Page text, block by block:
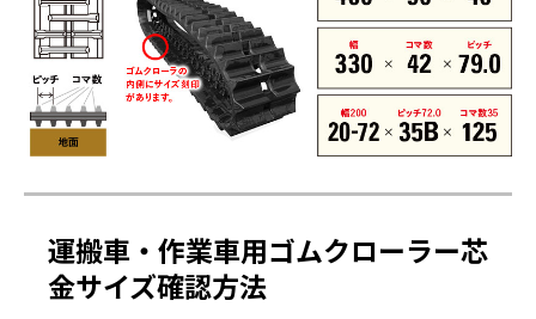
運搬車・作業車用ゴムクローラー芯
金サイズ確認方法